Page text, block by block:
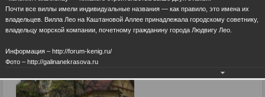
Почти все виллы имели индивидуальные названия — как правило, это имена их
владельцев. Вилла Лео на Каштановой Аллее принадлежала городскому советнику,
владельцу морской компании, почетному гражданину города Людвигу Лео.
Информация – http://forum-kenig.ru/
Фото – http://galinanekrasova.ru